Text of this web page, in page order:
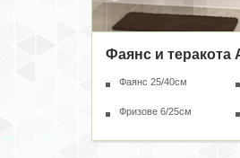
Фаянс и теракота
Фаянс 25/40см
Фризове 6/25см